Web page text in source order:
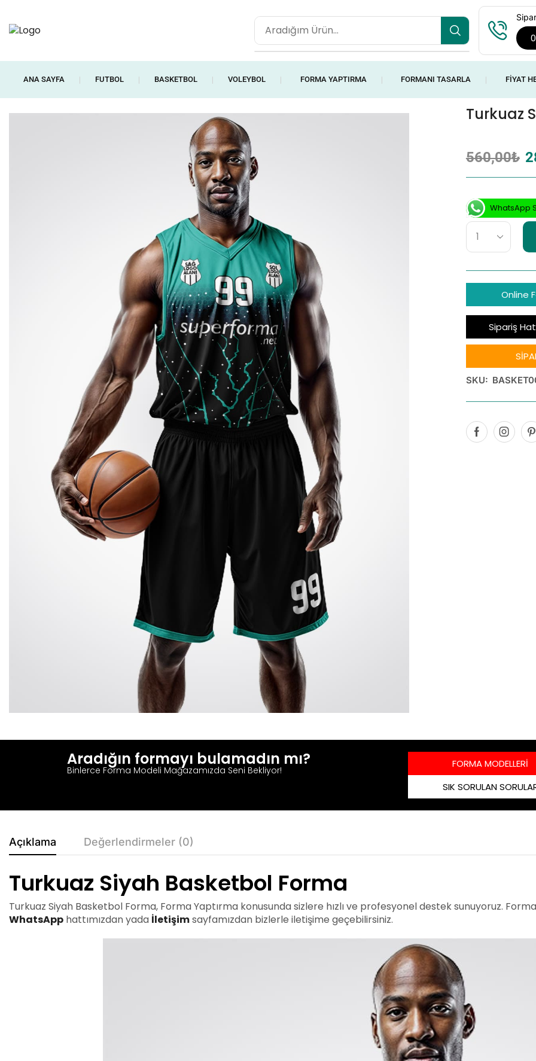
ANA SAYFA ❘ FUTBOL ❘ BASKETBOL ❘ VOLEYBOL ❘ FORMA YAPTIRMA ❘ FORMANI TASARLA ❘ FIYAT
Turkuaz
560,00₺
WhatsApp
Online
Sipariş
SKU:
Aradığın formayı bulamadın mı?
Binlerce Forma Modeli Mağazamızda Seni Bekliyor!
FORMA MODELLERİ
SIK SORULAN
Açıklama Değerlendirmeler (0)
Turkuaz Siyah Basketbol Forma
Turkuaz Siyah Basketbol Forma, Forma Yaptırma konusunda sizlere hızlı ve profesyonel destek sunuyoruz.
WhatsApp hattımızdan yada İletişimsayfamızdan bizlerle iletişime geçebilirsiniz.